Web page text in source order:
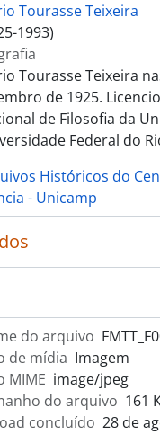
Tourasse Teixeira
1993)
Tourasse Teixeira
de 1925.
de Filosofia da
Federal do
Históricos do
- Unicamp
do arquivo
de mídia Imagem
MIME image/jpeg
do arquivo 161
concluído 28 de